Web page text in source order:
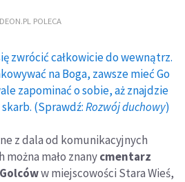
DEON.PL POLECA
zwrócić całkowicie do wewnątrz.
na Boga, zawsze mieć Go
zapominać o sobie, aż znajdzie
(Sprawdź:Rozwój duchowy)
z dala od komunikacyjnych
można mało znanycmentarz
w miejscowości Stara Wieś,